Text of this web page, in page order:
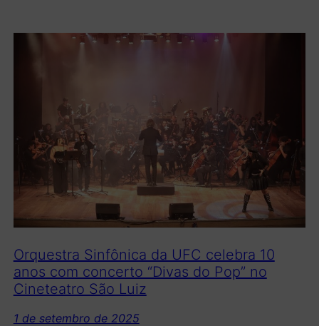
Orquestra Sinfônica da UFC celebra 10
anos com concerto “Divas do Pop” no
Cineteatro São Luiz
1 de setembro de 2025